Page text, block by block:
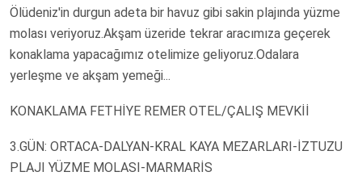
Ölüdeniz'in durgun adeta bir havuz gibi sakin plajında yüzme
molası veriyoruz.Akşam üzeride tekrar aracımıza geçerek
konaklama yapacağımız otelimize geliyoruz.Odalara
yerleşme ve akşam yemeği...
KONAKLAMA FETHİYE REMER OTEL/ÇALIŞ MEVKİİ
3.GÜN: ORTACA-DALYAN-KRAL KAYA MEZARLARI-İZTUZU
PLAJI YÜZME MOLASI-MARMARİS